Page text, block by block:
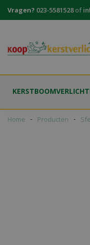
naar
Home Producten
Vragen? 023-5581528of